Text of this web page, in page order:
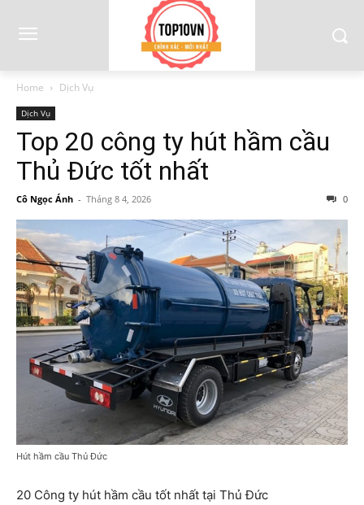
Home Dịch Vụ
Dịch Vụ
Top 20 công ty hút hầm cầu
Thủ Đức tốt nhất
Cô Ngọc Ánh - Tháng 8 4, 2026 0
Hút hầm cầu Thủ Đức
20 Công ty hút hầm cầu tốt nhất tại Thủ Đức